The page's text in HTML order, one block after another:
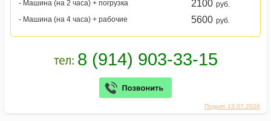
Поднят 13.07.2026
- Машина (на 2 часа) + погрузка
2100 руб.
- Машина (на 4 часа) + рабочие
5600 руб.